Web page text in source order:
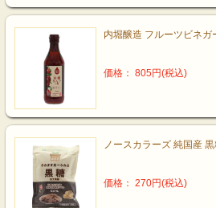
内堀醸造 フルーツビネガ
価格： 805円(税込)
ノースカラーズ 純国産
価格： 270円(税込)